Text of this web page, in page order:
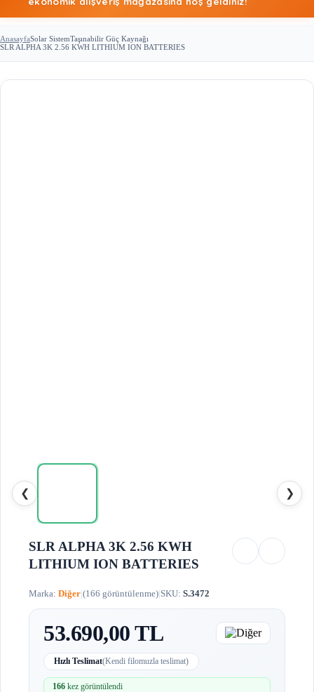
AnasayfaSolar SistemTaşınabilir Güç Kaynağı
SLR ALPHA 3K 2.56 KWH LITHIUM ION BATTERIES
❮ ❯
SLR ALPHA 3K 2.56 KWH
LITHIUM ION BATTERIES
Marka: Diğer|(166 görüntülenme)|SKU: S.3472
53.690,00 TL
Hızlı Teslimat(Kendi filomuzla teslimat)
166 kez görüntülendi